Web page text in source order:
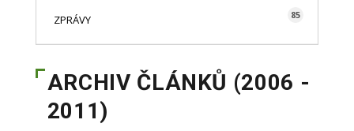
ZPRÁVY 85
ARCHIV ČLÁNKŮ (2006 -
2011)